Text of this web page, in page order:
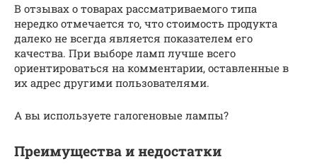
В отзывах о товарах рассматриваемого типа
нередко отмечается то, что стоимость продукта
далеко не всегда является показателем его
качества. При выборе ламп лучше всего
ориентироваться на комментарии, оставленные в
их адрес другими пользователями.
А вы используете галогеновые лампы?
Преимущества и недостатки